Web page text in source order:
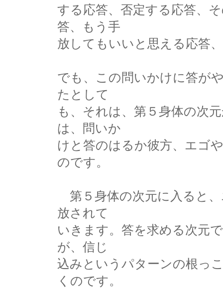
する応答、否定する応答、
答、もう手
放してもいいと思える応答
でも、この問いかけに答が
たとして
も、それは、第５身体の次
は、問いか
けと答のはるか彼方、エゴ
のです。
第５身体の次元に入ると
放されて
いきます。答を求める次元
が、信じ
込みというパターンの根っ
くのです。